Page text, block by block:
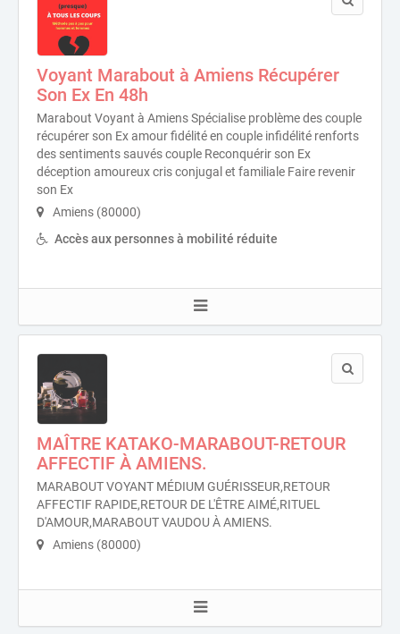
Voyant Marabout à Amiens Récupérer
Son Ex En 48h
Marabout Voyant à Amiens Spécialise problème des couple
récupérer son Ex amour fidélité en couple infidélité renforts
des sentiments sauvés couple Reconquérir son Ex
déception amoureux cris conjugal et familiale Faire revenir
son Ex
Amiens (80000)
Accès aux personnes à mobilité réduite
MAÎTRE KATAKO-MARABOUT-RETOUR
AFFECTIF À AMIENS.
MARABOUT VOYANT MÉDIUM GUÉRISSEUR,RETOUR
AFFECTIF RAPIDE,RETOUR DE L'ÊTRE AIMÉ,RITUEL
D'AMOUR,MARABOUT VAUDOU À AMIENS.
Amiens (80000)